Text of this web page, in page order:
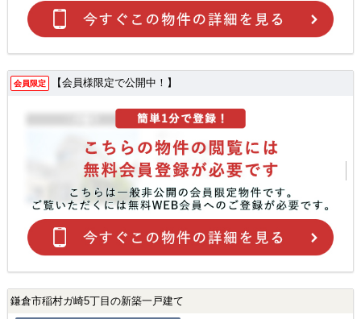
会員限定 【会員様限定で公開中！】
鎌倉市稲村ガ崎5丁目の新築一戸建て